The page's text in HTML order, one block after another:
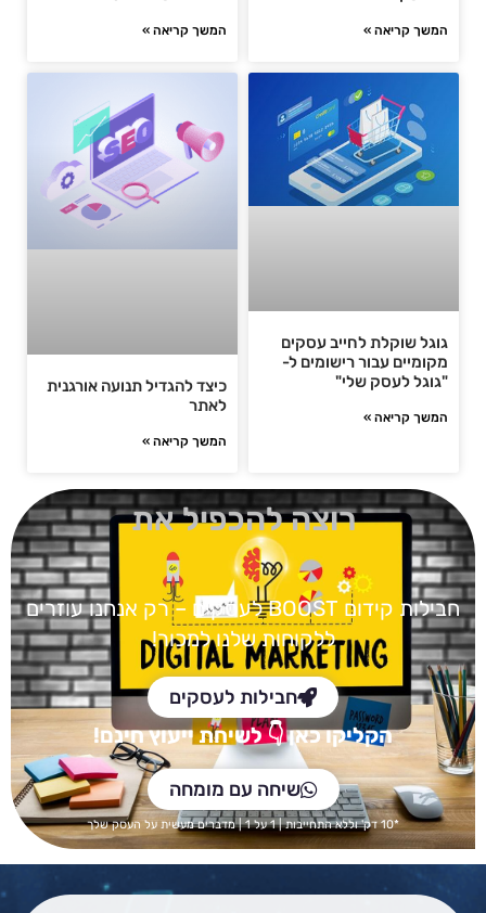
המשך קריאה » המשך קריאה »
גוגל שוקלת לחייב עסקים
מקומיים עבור רישומים ל-
"גוגל לעסק שלי"
המשך קריאה »
כיצד להגדיל תנועה אורגנית
לאתר
המשך קריאה »
רוצה להכפיל את
חבילות קידום BOOST
לעסקים – רק אנחנו עוזרים
ללקוחות שלנו למכור!
חבילות לעסקים
הקליקו כאן👇 לשיחת ייעוץ חינם!
שיחה עם מומחה
*10 דק' וללא התחייבות | 1 על 1 | מדברים מעשית על העסק שלך